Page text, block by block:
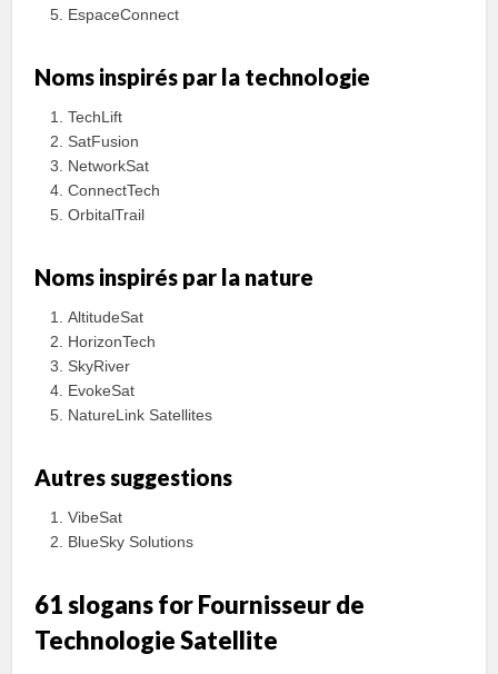
EspaceConnect
Noms inspirés par la technologie
TechLift
SatFusion
NetworkSat
ConnectTech
OrbitalTrail
Noms inspirés par la nature
AltitudeSat
HorizonTech
SkyRiver
EvokeSat
NatureLink Satellites
Autres suggestions
VibeSat
BlueSky Solutions
61 slogans for Fournisseur de
Technologie Satellite